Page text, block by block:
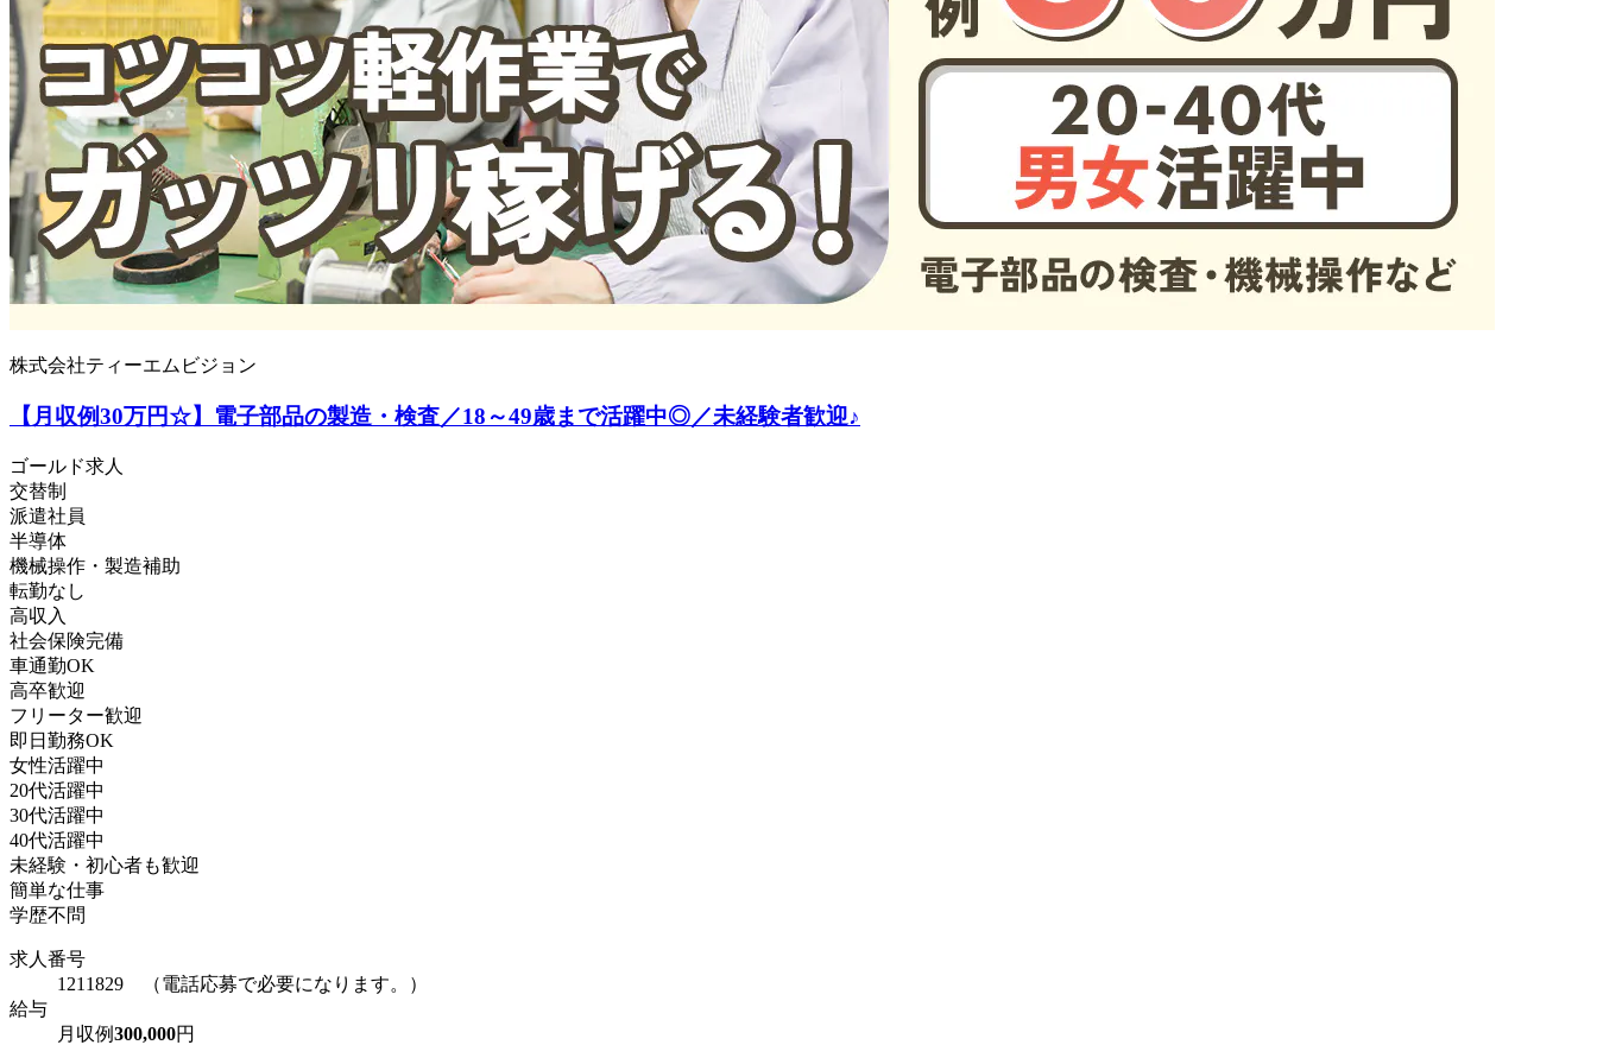
株式会社ティーエムビジョン
【月収例30万円☆】電子部品の製造・検査／18～49歳まで活躍中◎／未経験者歓迎♪
ゴールド求人
交替制
派遣社員
半導体
機械操作・製造補助
転勤なし
高収入
社会保険完備
車通勤OK
高卒歓迎
フリーター歓迎
即日勤務OK
女性活躍中
20代活躍中
30代活躍中
40代活躍中
未経験・初心者も歓迎
簡単な仕事
学歴不問
求人番号
1211829 （電話応募で必要になります。）
給与
月収例300,000円